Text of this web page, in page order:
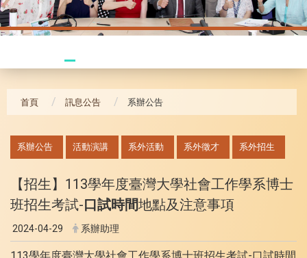
首頁 訊息公告 系辦公告
系辦公告 活動演講 系外活動 系外徵才 系外招生
【招生】113學年度臺灣大學社會工作學系博士
班招生考試-口試時間地點及注意事項
2024-04-29 系辦助理